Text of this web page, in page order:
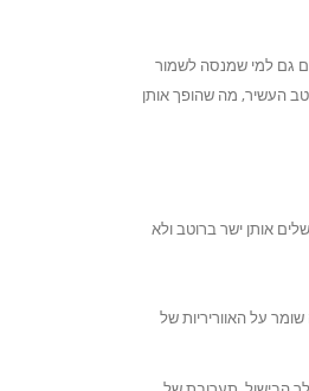
גם למי שמנסה לשמור
העשיר, מה שהופך אותן
אותן ישר ברוטב ולא
על האווריריות של